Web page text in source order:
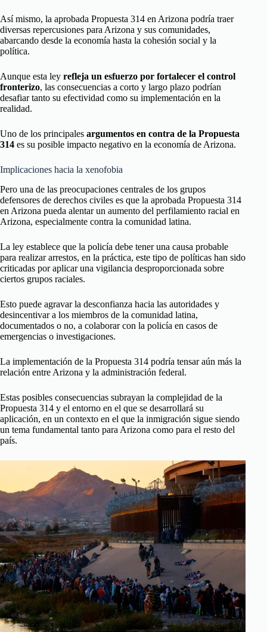
Así mismo, la aprobada Propuesta 314 en Arizona podría traer
diversas repercusiones para Arizona y sus comunidades,
abarcando desde la economía hasta la cohesión social y la
política.
Aunque esta ley refleja un esfuerzo por fortalecer el control
fronterizo, las consecuencias a corto y largo plazo podrían
desafiar tanto su efectividad como su implementación en la
realidad.
Uno de los principales argumentos en contra de la Propuesta
314 es su posible impacto negativo en la economía de Arizona.
Implicaciones hacia la xenofobia
Pero una de las preocupaciones centrales de los grupos
defensores de derechos civiles es que la aprobada Propuesta 314
en Arizona pueda alentar un aumento del perfilamiento racial en
Arizona, especialmente contra la comunidad latina.
La ley establece que la policía debe tener una causa probable
para realizar arrestos, en la práctica, este tipo de políticas han sido
criticadas por aplicar una vigilancia desproporcionada sobre
ciertos grupos raciales.
Esto puede agravar la desconfianza hacia las autoridades y
desincentivar a los miembros de la comunidad latina,
documentados o no, a colaborar con la policía en casos de
emergencias o investigaciones.
La implementación de la Propuesta 314 podría tensar aún más la
relación entre Arizona y la administración federal.
Estas posibles consecuencias subrayan la complejidad de la
Propuesta 314 y el entorno en el que se desarrollará su
aplicación, en un contexto en el que la inmigración sigue siendo
un tema fundamental tanto para Arizona como para el resto del
país.